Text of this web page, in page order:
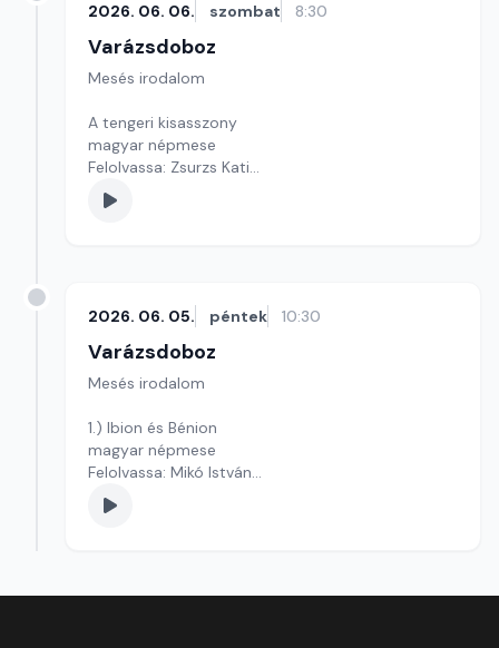
2026. 06. 06. szombat 8:30
Varázsdoboz
Mesés irodalom
A tengeri kisasszony
magyar népmese
Felolvassa: Zsurzs Kati
Szerkesztő: Varga Andrea
2026. 06. 05. péntek 10:30
Varázsdoboz
Mesés irodalom
1.) Ibion és Bénion
magyar népmese
Felolvassa: Mikó István
Szerkesztő: Varga Andrea